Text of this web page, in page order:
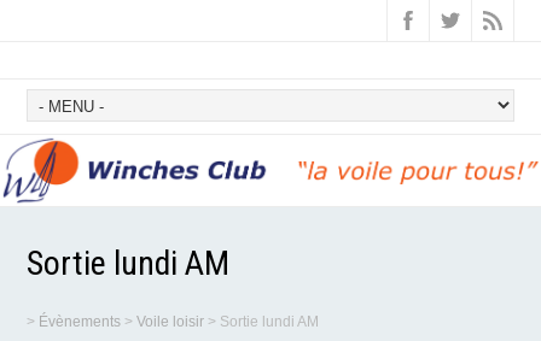
Sortie lundi AM
> Évènements >Voile loisir > Sortie lundi AM